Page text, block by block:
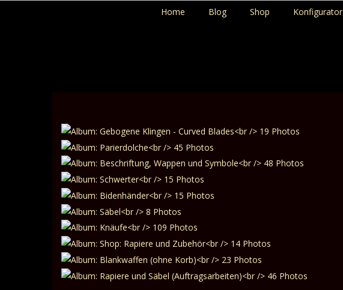
Home Blog Shop Konfigurator